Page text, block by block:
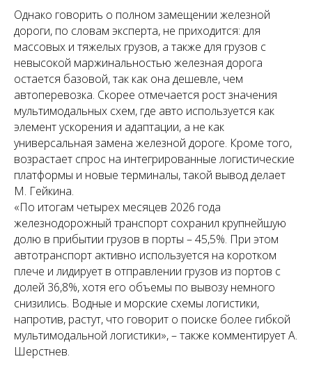
Однако говорить о полном замещении железной
дороги, по словам эксперта, не приходится: для
массовых и тяжелых грузов, а также для грузов с
невысокой маржинальностью железная дорога
остается базовой, так как она дешевле, чем
автоперевозка. Скорее отмечается рост значения
мультимодальных схем, где авто используется как
элемент ускорения и адаптации, а не как
универсальная замена железной дороге. Кроме того,
возрастает спрос на интегрированные логистические
платформы и новые терминалы, такой вывод делает
М. Гейкина.
«По итогам четырех месяцев 2026 года
железнодорожный транспорт сохранил крупнейшую
долю в прибытии грузов в порты – 45,5%. При этом
автотранспорт активно используется на коротком
плече и лидирует в отправлении грузов из портов с
долей 36,8%, хотя его объемы по вывозу немного
снизились. Водные и морские схемы логистики,
напротив, растут, что говорит о поиске более гибкой
мультимодальной логистики», – также комментирует А.
Шерстнев.